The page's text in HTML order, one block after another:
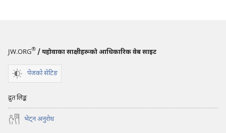
JW.ORG® / यहोवाका साक्षीहरूको आधिकारिक वेब साइट
पेजको सेटिङ
द्रुत लिङ्क
भेट्‌न अनुरोध